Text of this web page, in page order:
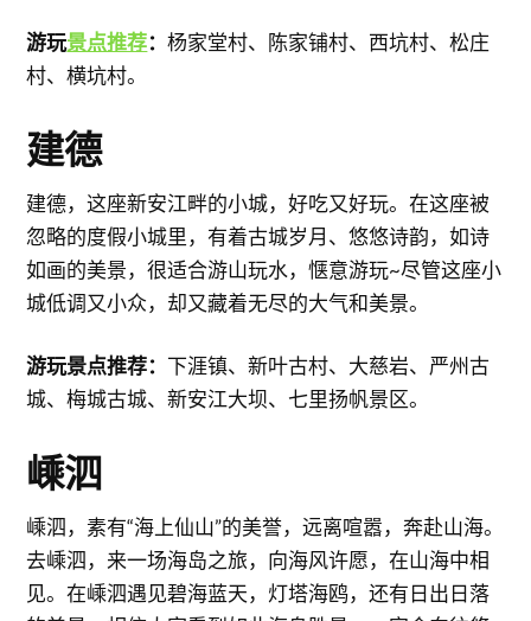
游玩景点推荐：杨家堂村、陈家铺村、西坑村、松庄
村、横坑村。
建德
建德，这座新安江畔的小城，好吃又好玩。在这座被
忽略的度假小城里，有着古城岁月、悠悠诗韵，如诗
如画的美景，很适合游山玩水，惬意游玩~尽管这座小
城低调又小众，却又藏着无尽的大气和美景。
游玩景点推荐： 下涯镇、新叶古村、大慈岩、严州古
城、梅城古城、新安江大坝、七里扬帆景区。
嵊泗
嵊泗，素有“海上仙山”的美誉，远离喧嚣，奔赴山海。
去嵊泗，来一场海岛之旅，向海风许愿，在山海中相
见。在嵊泗遇见碧海蓝天，灯塔海鸥，还有日出日落